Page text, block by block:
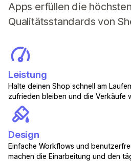
Apps erfüllen die höchsten
Qualitätsstandards von
Leistung
Halte deinen Shop schnell am
zufrieden bleiben und die Verkäufe
Design
Einfache Workflows und
machen die Einarbeitung und den